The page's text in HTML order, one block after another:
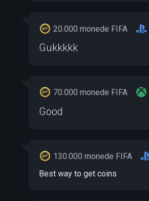
20.000 monede FIFA
Gukkkkk
70.000 monede FIFA
Good
130.000 monede FIFA
Best way to get coins